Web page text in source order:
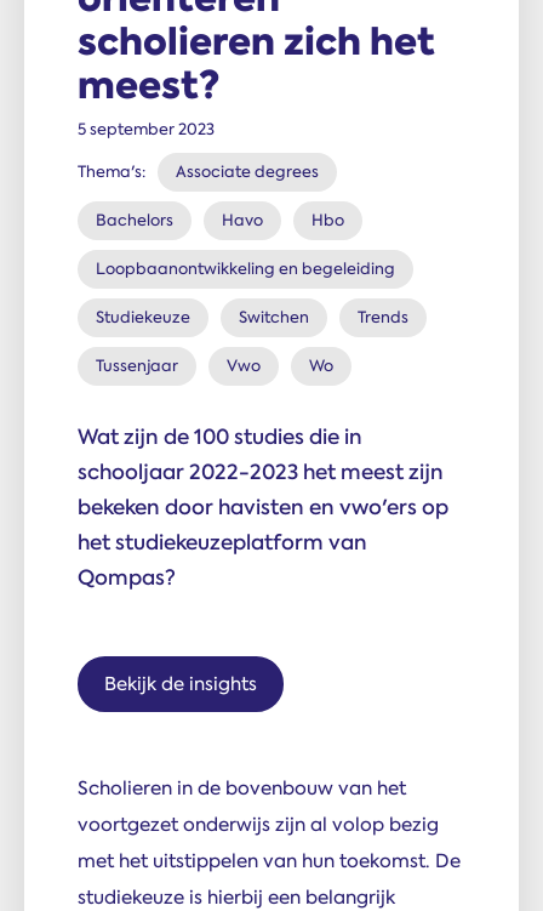
scholieren zich het
meest?
5 september 2023
Thema's: Associate degrees
Bachelors Havo Hbo
Loopbaanontwikkeling en begeleiding
Studiekeuze Switchen Trends
Tussenjaar Vwo Wo
Wat zijn de 100 studies die in
schooljaar 2022-2023 het meest zijn
bekeken door havisten en vwo'ers op
het studiekeuzeplatform van
Qompas?
Bekijk de insights
Scholieren in de bovenbouw van het
voortgezet onderwijs zijn al volop bezig
met het uitstippelen van hun toekomst. De
studiekeuze is hierbij een belangrijk